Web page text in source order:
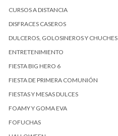
CURSOS A DISTANCIA
DISFRACES CASEROS
DULCEROS, GOLOSINEROS Y CHUCHES
ENTRETENIMIENTO
FIESTA BIG HERO 6
FIESTA DE PRIMERA COMUNIÓN
FIESTAS Y MESAS DULCES
FOAMY Y GOMA EVA
FOFUCHAS